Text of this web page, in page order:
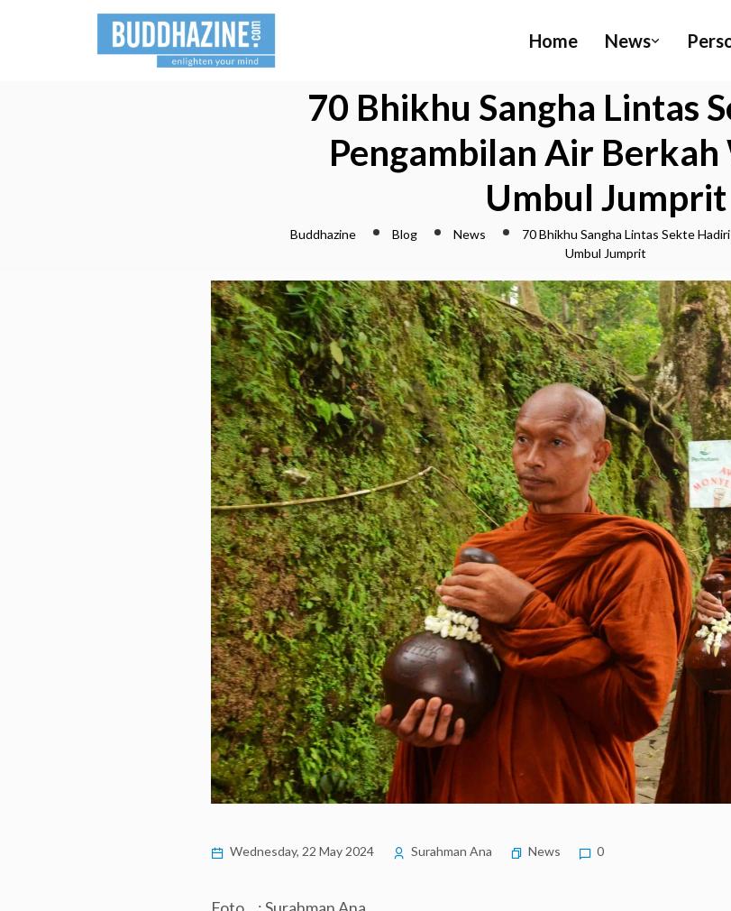
Home News
70 Bhikhu Sangha Lintas
Pengambilan Air Berkah
Umbul Jumprit
Buddhazine Blog News
70 Bhikhu Sangha Lintas Sekte
Umbul Jumprit
Wednesday, 22 May 2024 Surahman Ana News 0